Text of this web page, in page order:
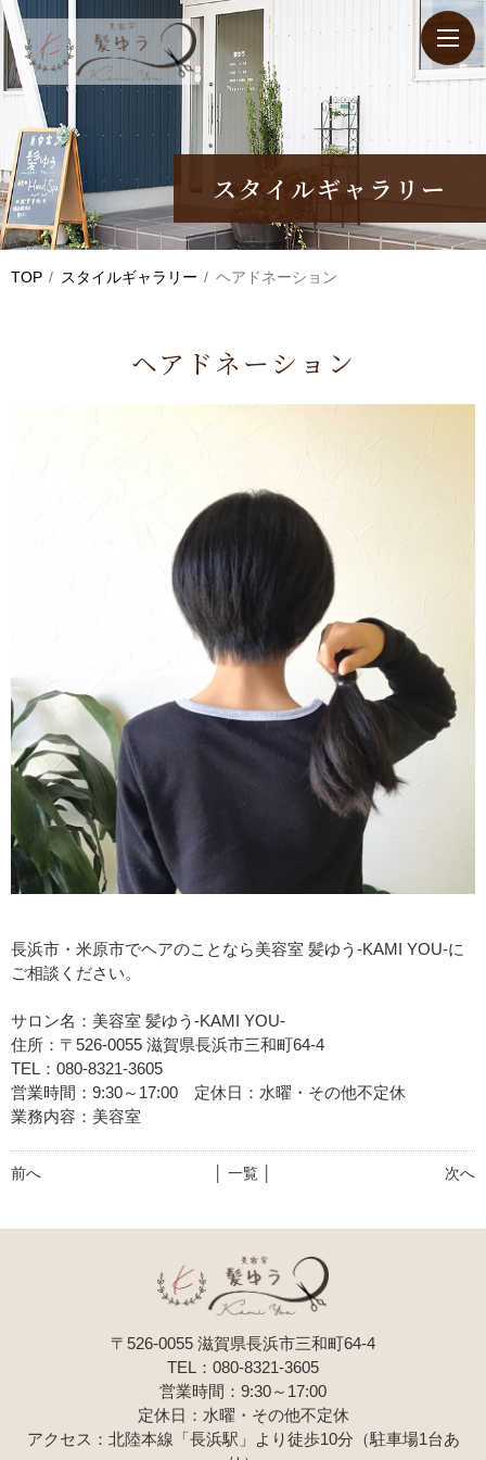
スタイルギャラリー
TOP スタイルギャラリー ヘアドネーション
ヘアドネーション
長浜市・米原市でヘアのことなら美容室 髪ゆう-KAMI YOU-に
ご相談ください。
サロン名：美容室 髪ゆう-KAMI YOU-
住所：〒526-0055 滋賀県長浜市三和町64-4
TEL：080-8321-3605
営業時間：9:30～17:00 定休日：水曜・その他不定休
業務内容：美容室
前へ 次へ
│ 一覧 │
〒526-0055 滋賀県長浜市三和町64-4
TEL：080-8321-3605
営業時間：9:30～17:00
定休日：水曜・その他不定休
アクセス：北陸本線「長浜駅」より徒歩10分（駐車場1台あ